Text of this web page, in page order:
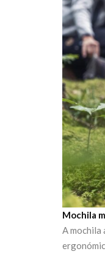
Mochila
A mochila